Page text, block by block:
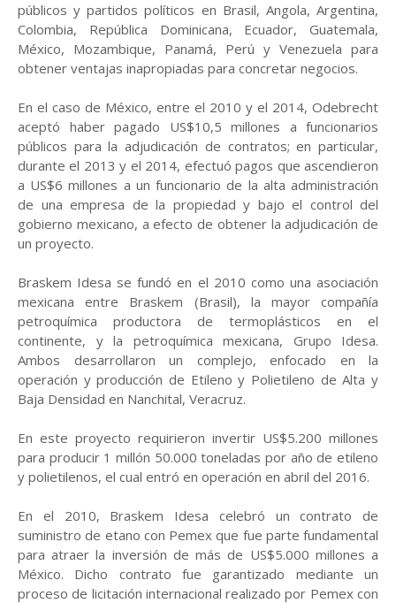
públicos y partidos políticos en Brasil, Angola, Argentina,
Colombia, República Dominicana, Ecuador, Guatemala,
México, Mozambique, Panamá, Perú y Venezuela para
obtener ventajas inapropiadas para concretar negocios.
En el caso de México, entre el 2010 y el 2014, Odebrecht
aceptó haber pagado US$10,5 millones a funcionarios
públicos para la adjudicación de contratos; en particular,
durante el 2013 y el 2014, efectuó pagos que ascendieron
a US$6 millones a un funcionario de la alta administración
de una empresa de la propiedad y bajo el control del
gobierno mexicano, a efecto de obtener la adjudicación de
un proyecto.
Braskem Idesa se fundó en el 2010 como una asociación
mexicana entre Braskem (Brasil), la mayor compañía
petroquímica productora de termoplásticos en el
continente, y la petroquímica mexicana, Grupo Idesa.
Ambos desarrollaron un complejo, enfocado en la
operación y producción de Etileno y Polietileno de Alta y
Baja Densidad en Nanchital, Veracruz.
En este proyecto requirieron invertir US$5.200 millones
para producir 1 millón 50.000 toneladas por año de etileno
y polietilenos, el cual entró en operación en abril del 2016.
En el 2010, Braskem Idesa celebró un contrato de
suministro de etano con Pemex que fue parte fundamental
para atraer la inversión de más de US$5.000 millones a
México. Dicho contrato fue garantizado mediante un
proceso de licitación internacional realizado por Pemex con